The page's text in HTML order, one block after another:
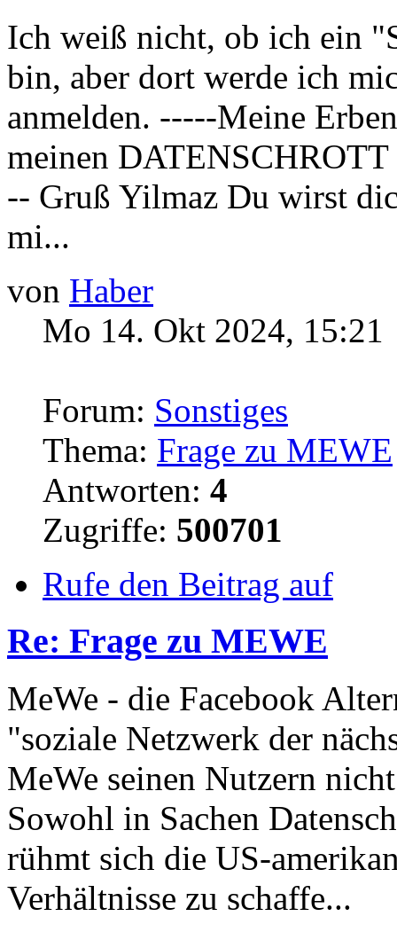
Ich weiß nicht, ob ich ein
bin, aber dort werde ich
anmelden. -----Meine
meinen
-- Gruß Yilmaz Du wirst
mi...
von Haber
Mo 14. Okt 2024, 15:21
Forum: Sonstiges
Thema: Frage zu MEWE
Antworten: 4
Zugriffe: 500701
Rufe den Beitrag auf
Re: Frage zu MEWE
MeWe - die Facebook
"soziale Netzwerk der
MeWe seinen Nutzern
Sowohl in Sachen
rühmt sich die US-
Verhältnisse zu schaffe...